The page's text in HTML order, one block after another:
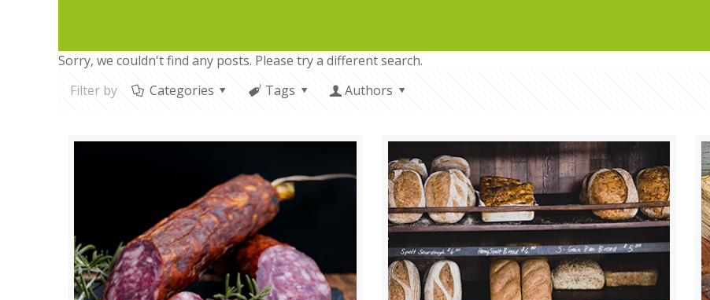
Sorry, we couldn't find any posts. Please try a different search.
Filter by
Categories Tags Authors